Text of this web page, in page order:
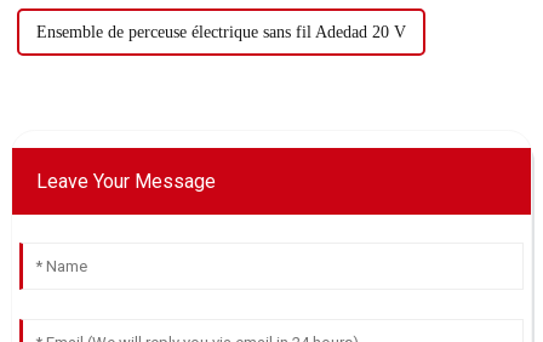
Ensemble de perceuse électrique sans fil Adedad 20 V
Leave Your Message